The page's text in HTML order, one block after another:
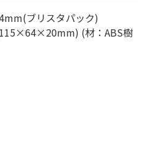
ブリスタパック)
(材：ABS樹